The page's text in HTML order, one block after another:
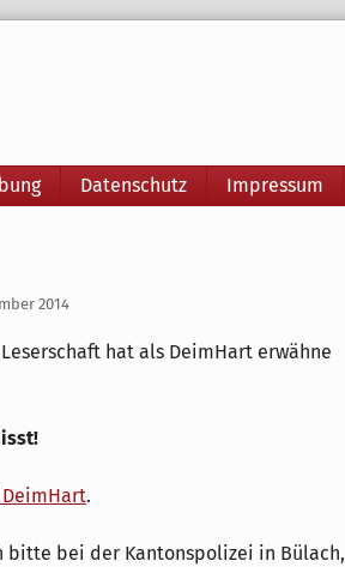
Datenschutz Impressum
2014
hat als DeimHart erwähne
.
bei der Kantonspolizei in Bülach,